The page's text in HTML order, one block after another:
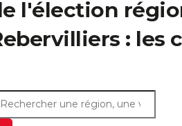
l'élection
: les